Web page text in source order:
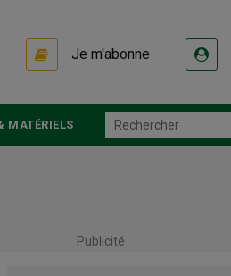
Je m'abonne
MATÉRIELS
Publicité